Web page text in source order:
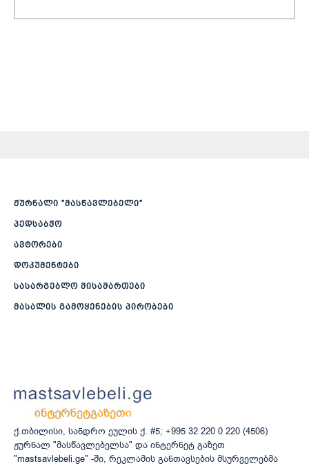
ჟურნალი ”მასწავლებელი”
პედსაბჭო
ავტორები
დოკუმენტები
სასარგებლო მისამართები
მასალის გამოყენების პირობები
ქ.თბილისი, სანდრო ეულის ქ. #5; +995 32 220 0 220 (4506)
ჟურნალ "მასწავლებელსა" და ინტერნეტ გაზეთ
"mastsavlebeli.ge" -ში, რეკლამის განთავსების მსურველებმა